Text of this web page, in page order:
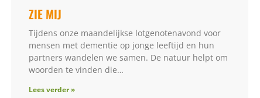
ZIE MIJ
Tijdens onze maandelijkse lotgenotenavond voor
mensen met dementie op jonge leeftijd en hun
partners wandelen we samen. De natuur helpt om
woorden te vinden die…
Lees verder »